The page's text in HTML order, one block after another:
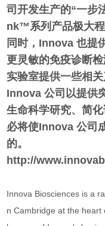
司开发生产的“一
nk™系列产品极大程
同时，Innova 也提
更灵敏的免疫诊断
实验室提供一些相关
Innova 公司以提供
生命科学研究、简
必将使Innova 公司
的。
http://
Innova Biosciences is a
n Cambridge at the heart